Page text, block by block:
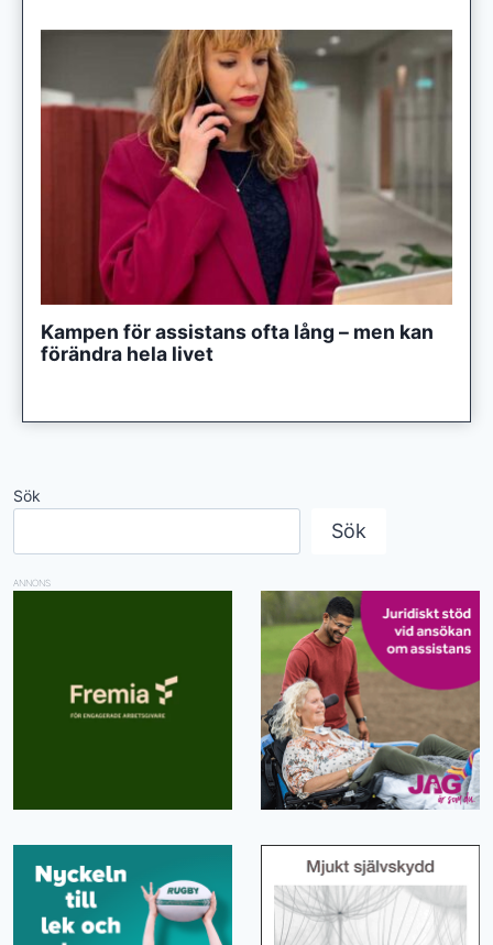
Kampen för assistans ofta lång – men kan
förändra hela livet
Sök
Sök
ANNONS